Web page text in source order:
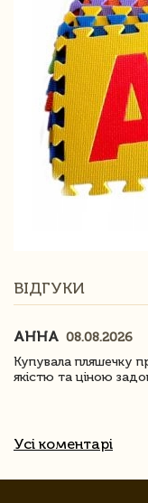
ВІДГУКИ
АННА 08.08.2026
Купувала пляшечку
якістю та ціною
Усі коментарі